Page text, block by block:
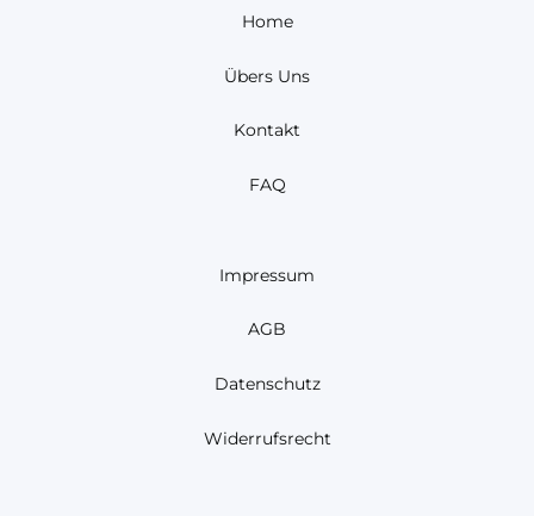
Home
Übers Uns
Kontakt
FAQ
Impressum
AGB
Datenschutz
Widerrufsrecht